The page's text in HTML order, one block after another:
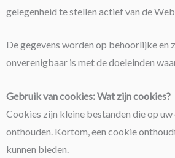
gelegenheid te stellen actief van de
De gegevens worden op behoorlijke
onverenigbaar is met de doeleinden
Gebruik van cookies: Wat zijn cookies?
Cookies zijn kleine bestanden die op
onthouden. Kortom, een cookie
kunnen bieden.